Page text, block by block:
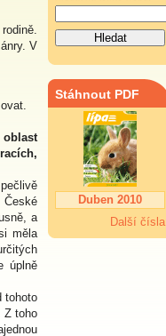
V
a
měla
úplně
tohoto
Z toho
Stáhnout PDF
Duben 2010
Další čísla